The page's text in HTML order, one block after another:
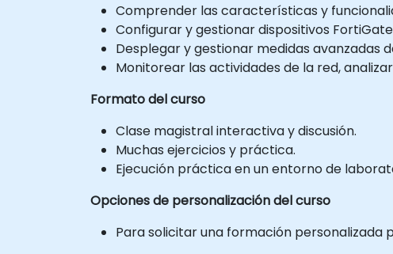
Comprender las características y
Configurar y gestionar dispositivos
Desplegar y gestionar medidas avanzadas
Monitorear las actividades de la red,
Formato del curso
Clase magistral interactiva y discusión.
Muchas ejercicios y práctica.
Ejecución práctica en un entorno de
Opciones de personalización del curso
Para solicitar una formación